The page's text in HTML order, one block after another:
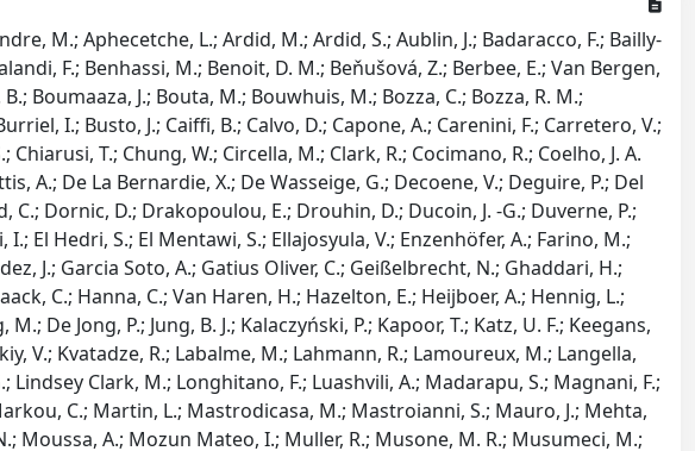
M.; Aphecetche, L.; Ardid, M.; Ardid, S.; Aublin, J.; Badaracco, F.; Bailly-
F.; Benhassi, M.; Benoit, D. M.; Beňušová, Z.; Berbee, E.; Van Bergen,
Boumaaza, J.; Bouta, M.; Bouwhuis, M.; Bozza, C.; Bozza, R. M.;
I.; Busto, J.; Caiffi, B.; Calvo, D.; Capone, A.; Carenini, F.; Carretero, V.;
T.; Chung, W.; Circella, M.; Clark, R.; Cocimano, R.; Coelho, J. A.
A.; De La Bernardie, X.; De Wasseige, G.; Decoene, V.; Deguire, P.; Del
C.; Dornic, D.; Drakopoulou, E.; Drouhin, D.; Ducoin, J. -G.; Duverne, P.;
El Hedri, S.; El Mentawi, S.; Ellajosyula, V.; Enzenhöfer, A.; Farino, M.;
J.; Garcia Soto, A.; Gatius Oliver, C.; Geißelbrecht, N.; Ghaddari, H.;
C.; Hanna, C.; Van Haren, H.; Hazelton, E.; Heijboer, A.; Hennig, L.;
De Jong, P.; Jung, B. J.; Kalaczyński, P.; Kapoor, T.; Katz, U. F.; Keegans,
V.; Kvatadze, R.; Labalme, M.; Lahmann, R.; Lamoureux, M.; Langella,
Lindsey Clark, M.; Longhitano, F.; Luashvili, A.; Madarapu, S.; Magnani, F.;
C.; Martin, L.; Mastrodicasa, M.; Mastroianni, S.; Mauro, J.; Mehta,
Moussa, A.; Mozun Mateo, I.; Muller, R.; Musone, M. R.; Musumeci, M.;